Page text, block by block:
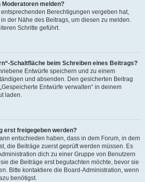
melden?
Berechtigungen vergeben hat,
der Nähe des Beitrags, um diesen zu melden.
Schritte geführt.
Schaltfläche beim Schreiben eines Beitrags?
Entwürfe speichern und zu einem
und absenden. Den gesicherten Beitrag
Entwürfe verwalten“ in deinem
laden.
erst freigegeben werden?
entschieden haben, dass in dem Forum, in dem
die Beiträge zuerst geprüft werden müssen. Es
dich zu einer Gruppe von Benutzern
die Beiträge erst begutachten möchte, bevor sie
Bitte kontaktiere die Board-Administration, wenn
benötigst.